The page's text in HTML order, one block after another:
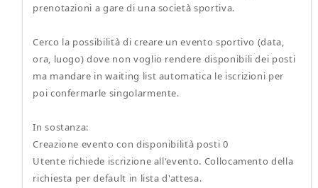
prenotazioni a gare di una società sportiva.
Cerco la possibilità di creare un evento sportivo (data,
ora, luogo) dove non voglio rendere disponibili dei posti
ma mandare in waiting list automatica le iscrizioni per
poi confermarle singolarmente.
In sostanza:
Creazione evento con disponibilità posti 0
Utente richiede iscrizione all'evento. Collocamento della
richiesta per default in lista d'attesa.